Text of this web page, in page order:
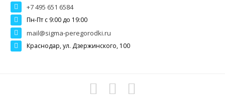
+7 495 651 6584
Пн-Пт c 9:00 до 19:00
mail@sigma-peregorodki.ru
Краснодар, ул. Дзержинского, 100